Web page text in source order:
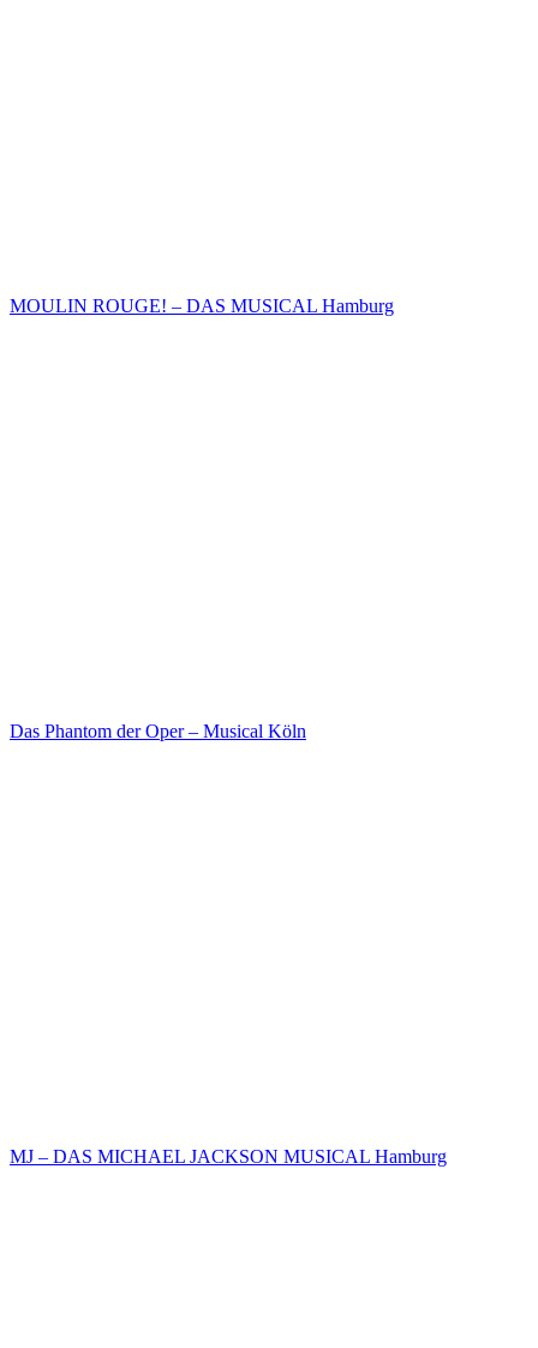
MOULIN ROUGE! – DAS MUSICAL Hamburg
Das Phantom der Oper – Musical Köln
MJ – DAS MICHAEL JACKSON MUSICAL Hamburg